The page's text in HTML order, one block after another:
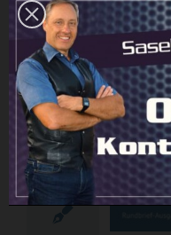
Friedefürsten
22
10, 2024